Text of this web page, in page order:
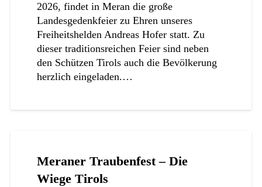
2026, findet in Meran die große
Landesgedenkfeier zu Ehren unseres
Freiheitshelden Andreas Hofer statt. Zu
dieser traditionsreichen Feier sind neben
den Schützen Tirols auch die Bevölkerung
herzlich eingeladen.…
Meraner Traubenfest – Die
Wiege Tirols